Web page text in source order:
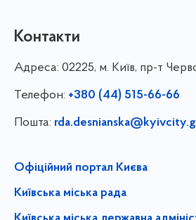
Контакти
Адреса: 02225, м. Київ, пр-т
Телефон: +380 (44) 515-66-66
Пошта:
Офіційний портал Києва
Київська міська рада